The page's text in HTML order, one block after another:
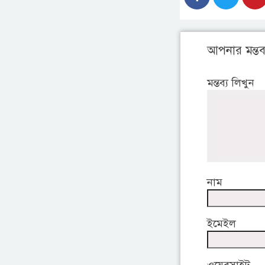
আপনার
মন্তব্য লিখুন
নাম
ইমেইল